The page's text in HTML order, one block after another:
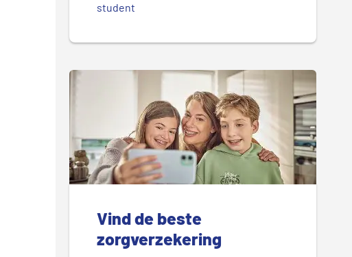
student
Vind de beste
zorgverzekering